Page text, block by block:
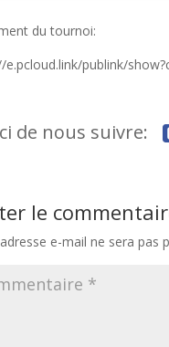
du tournoi:
e.pcloud.link/publink/
de nous suivre:
le
e-mail ne sera pas